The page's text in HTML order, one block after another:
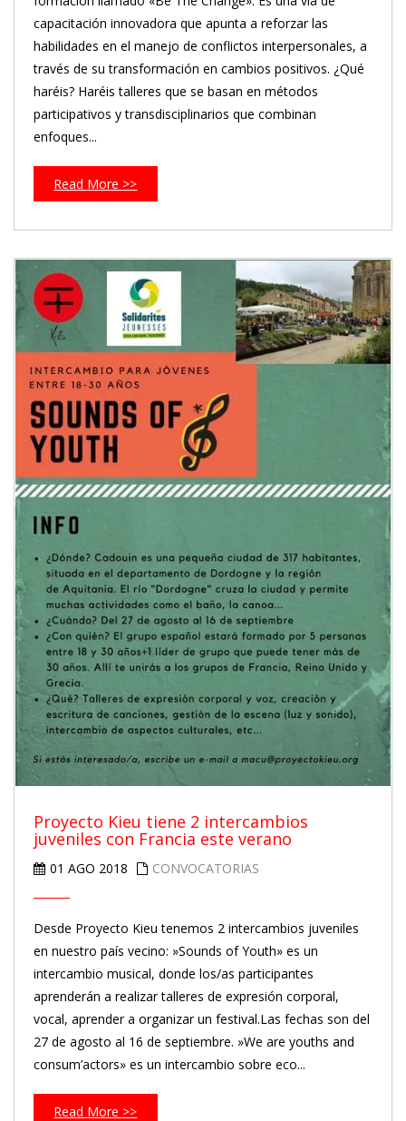
capacitación innovadora que apunta a reforzar las
habilidades en el manejo de conflictos interpersonales, a
través de su transformación en cambios positivos. ¿Qué
haréis? Haréis talleres que se basan en métodos
participativos y transdisciplinarios que combinan
enfoques...
Read More >>
Proyecto Kieu tiene 2 intercambios
juveniles con Francia este verano
01 AGO 2018 CONVOCATORIAS
Desde Proyecto Kieu tenemos 2 intercambios juveniles
en nuestro país vecino: »Sounds of Youth» es un
intercambio musical, donde los/as participantes
aprenderán a realizar talleres de expresión corporal,
vocal, aprender a organizar un festival.Las fechas son del
27 de agosto al 16 de septiembre. »We are youths and
consum’actors» es un intercambio sobre eco...
Read More >>